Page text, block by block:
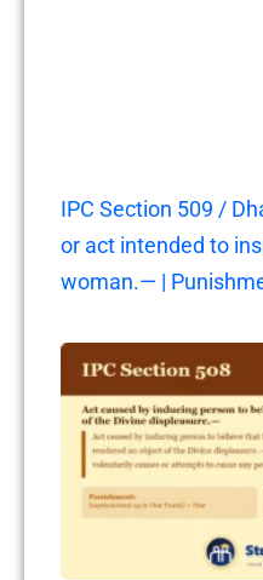
IPC Section 509 /
or act intended to
woman.— |